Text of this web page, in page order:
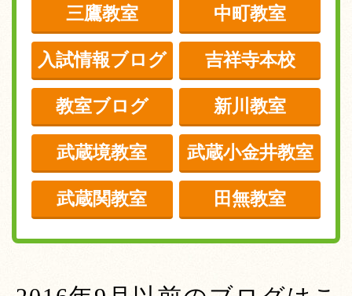
三鷹教室 中町教室
入試情報ブログ 吉祥寺本校
教室ブログ 新川教室
武蔵境教室 武蔵小金井教室
武蔵関教室 田無教室